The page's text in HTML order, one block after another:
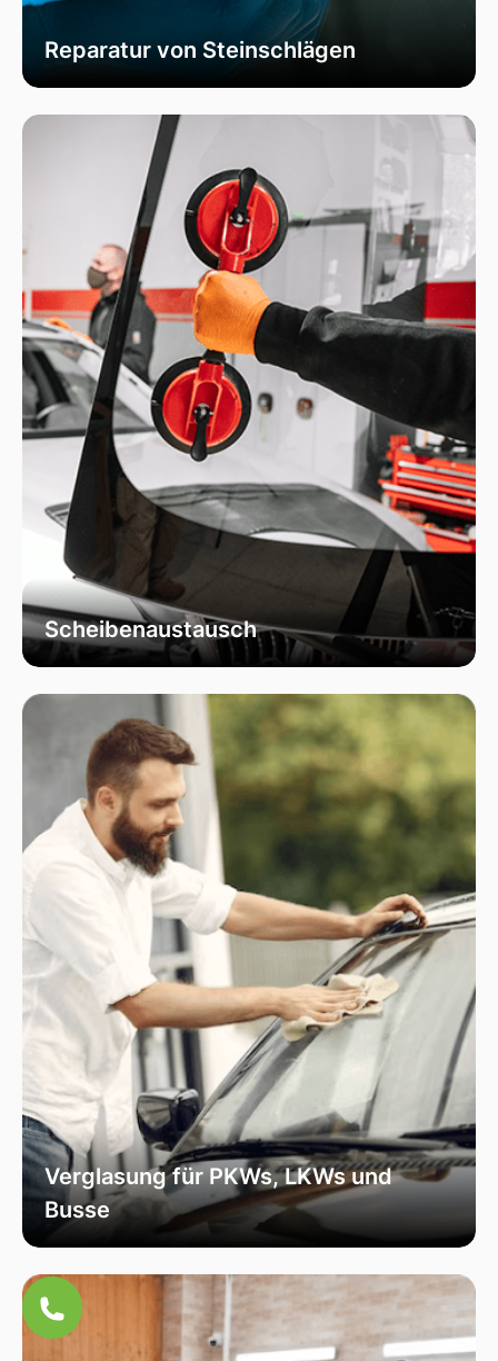
Reparatur von Steinschlägen
Sicherheit Ihrer Fahrzeugscheibe zu
gewährleisten. Vermeiden Sie größere Risse und
Schäden durch unser spezialisiertes Verfahren,
das die Integrität Ihrer Scheibe effektiv
wiederherstellt.
Scheibenaustausch
Bei uns erhalten Sie einen fachgerechten
Fahrzeugscheiben. Wir verwenden
ausschließlich hochwertiges Autoglas, das
speziell für Ihr Fahrzeugmodell geeignet ist, um
optimale Sicht und Sicherheit zu garantieren.
Verglasung für PKWs, LKWs und
Busse
Unsere Verglasungsdienste umfassen alle
Lastkraftwagen bis hin zu Bussen. Wir sorgen
für eine fachmännische Installation und hohe
Qualität, um die Sicherheit und Funktionalität